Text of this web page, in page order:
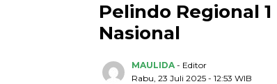
Pelindo Regional
Nasional
MAULIDA - Editor
Rabu, 23 Juli 2025 - 12:53 WIB